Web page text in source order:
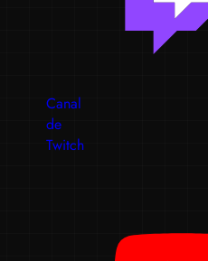
Canal
de
Twitch